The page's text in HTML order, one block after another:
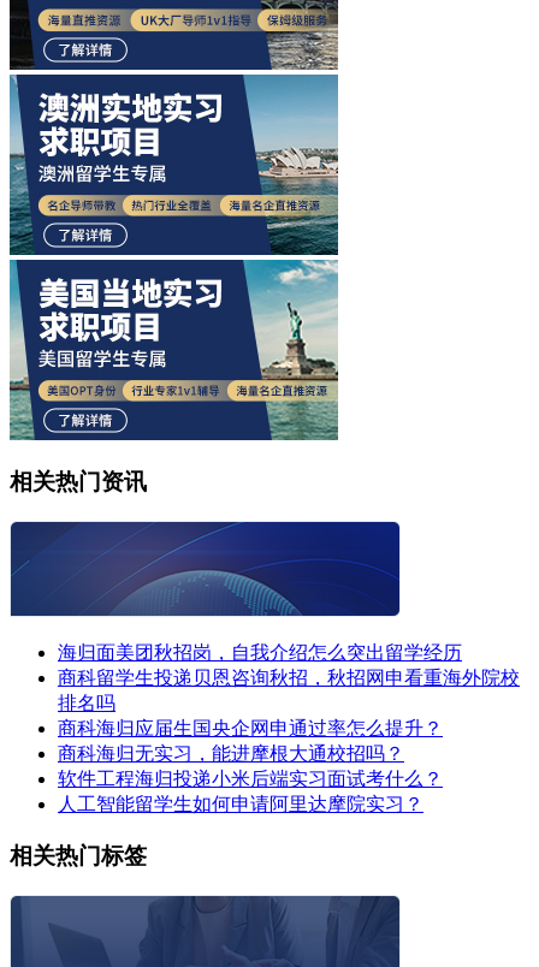
相关热门资讯
海归面美团秋招岗，自我介绍怎么突出留学经历
商科留学生投递贝恩咨询秋招，秋招网申看重海外院校
排名吗
商科海归应届生国央企网申通过率怎么提升？
商科海归无实习，能进摩根大通校招吗？
软件工程海归投递小米后端实习面试考什么？
人工智能留学生如何申请阿里达摩院实习？
相关热门标签